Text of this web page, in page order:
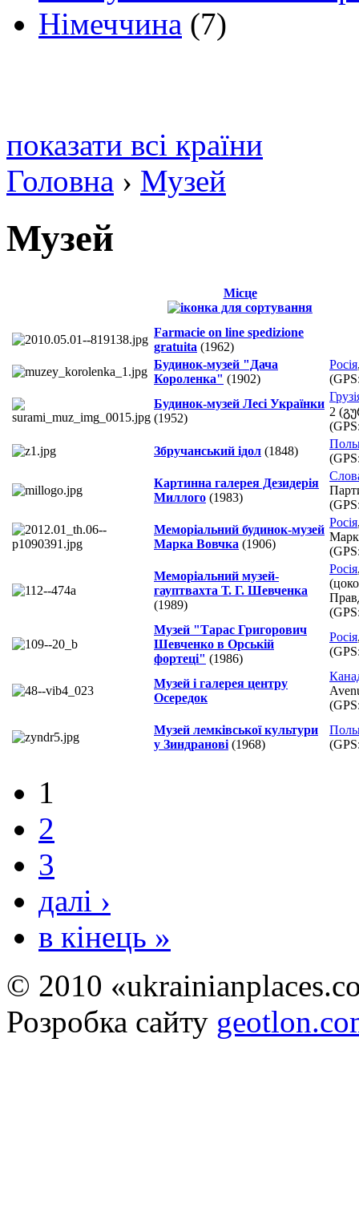
Німеччина (7)
показати всі країни
Головна › Музей
Музей
Місце
Farmacie on line spedizione
gratuita (1962)
Будинок-музей "Дача
Короленка" (1902)
Росія
Будинок-музей Лесі Українки
(1952)
2
Збручанський ідол (1848)
Картинна галерея Дезидерія
Миллого (1983)
Меморіальний будинок-музей
Марка Вовчка (1906)
Росія
Меморіальний музей-
гауптвахта Т. Г. Шевченка
(1989)
Росія
Музей "Тарас Григорович
Шевченко в Орській
фортеці" (1986)
Росія
Музей і галерея центру
Осередок
Музей лемківської культури
у Зиндранові (1968)
1
2
3
далі ›
в кінець »
© 2010
Розробка сайту